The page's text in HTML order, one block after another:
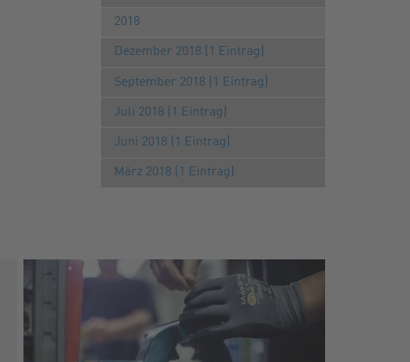
2018
Dezember 2018 (1 Eintrag)
September 2018 (1 Eintrag)
Juli 2018 (1 Eintrag)
Juni 2018 (1 Eintrag)
März 2018 (1 Eintrag)